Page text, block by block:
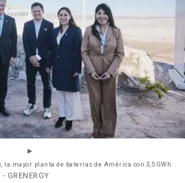
la mayor planta de baterías de América con 3,5 GWh
- GRENERGY